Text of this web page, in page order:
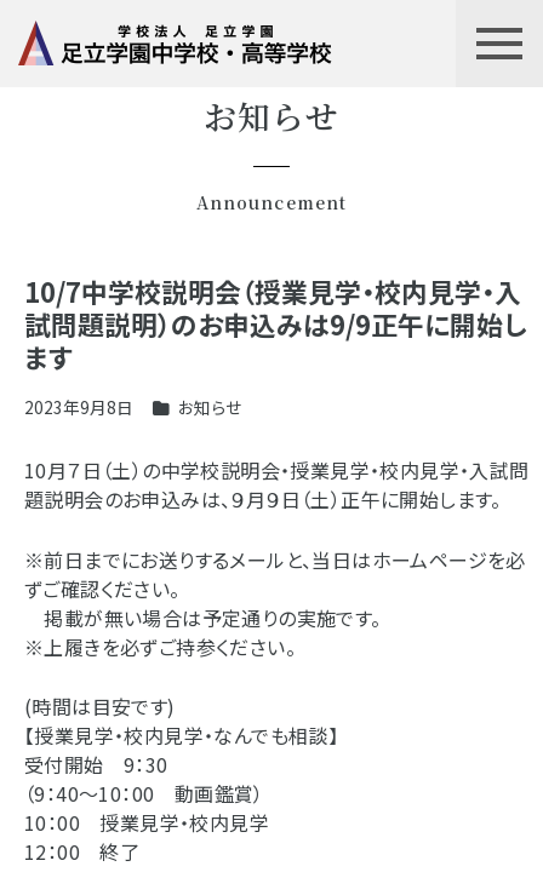
お知らせ
Announcement
10/7中学校説明会（授業見学・校内見学・入
試問題説明）のお申込みは9/9正午に開始し
ます
2023年9月8日 お知らせ
10月７日（土）の中学校説明会・授業見学・校内見学・入試問
題説明会のお申込みは、９月９日（土）正午に開始します。
※前日までにお送りするメールと、当日はホームページを必
ずご確認ください。
掲載が無い場合は予定通りの実施です。
※上履きを必ずご持参ください。
(時間は目安です)
【授業見学・校内見学・なんでも相談】
受付開始 9：30
（9：40～10：00 動画鑑賞）
10：00 授業見学・校内見学
12：00 終了